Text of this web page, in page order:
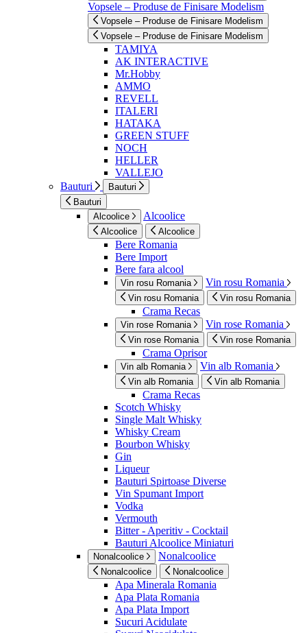
Vopsele – Produse de Finisare Modelism
Vopsele – Produse de Finisare Modelism
Vopsele – Produse de Finisare Modelism
TAMIYA
AK INTERACTIVE
Mr.Hobby
AMMO
REVELL
ITALERI
HATAKA
GREEN STUFF
NOCH
HELLER
VALLEJO
Bauturi
Bauturi
Bauturi
Alcoolice
Alcoolice
Alcoolice Alcoolice
Bere Romania
Bere Import
Bere fara alcool
Vin rosu Romania Vin rosu Romania
Vin rosu Romania Vin rosu Romania
Crama Recas
Vin rose Romania Vin rose Romania
Vin rose Romania Vin rose Romania
Crama Oprisor
Vin alb Romania Vin alb Romania
Vin alb Romania Vin alb Romania
Crama Recas
Scotch Whisky
Single Malt Whisky
Whisky Cream
Bourbon Whisky
Gin
Liqueur
Bauturi Spirtoase Diverse
Vin Spumant Import
Vodka
Vermouth
Bitter - Aperitiv - Cocktail
Bauturi Alcoolice Miniaturi
Nonalcoolice Nonalcoolice
Nonalcoolice Nonalcoolice
Apa Minerala Romania
Apa Plata Romania
Apa Plata Import
Sucuri Acidulate